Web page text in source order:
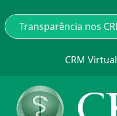
CRM Virtual